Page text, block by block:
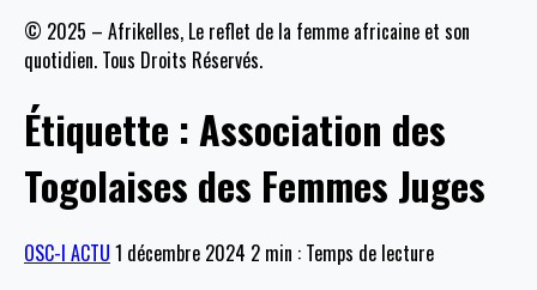
© 2025 – Afrikelles, Le reflet de la femme africaine et son
quotidien. Tous Droits Réservés.
Étiquette : Association des
Togolaises des Femmes Juges
OSC-I ACTU 1 décembre 2024 2 min : Temps de lecture